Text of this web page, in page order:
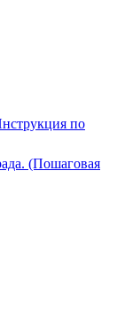
по
(Пошаговая